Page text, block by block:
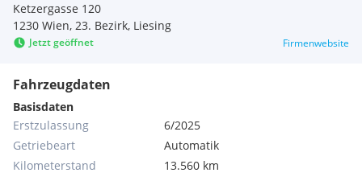
Ketzergasse 120
1230 Wien, 23. Bezirk, Liesing
Jetzt geöffnet Firmenwebsite
Fahrzeugdaten
Basisdaten
Erstzulassung
6/2025
Getriebeart
Automatik
Kilometerstand
13.560 km